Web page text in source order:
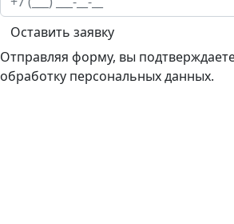
Оставить заявку
Отправляя форму, вы
обработку персональных данных.